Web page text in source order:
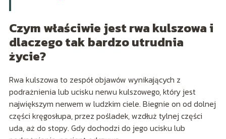
Czym właściwie jest rwa kulszowa i
dlaczego tak bardzo utrudnia
życie?
Rwa kulszowa to zespół objawów wynikających z
podrażnienia lub ucisku nerwu kulszowego, który jest
największym nerwem w ludzkim ciele. Biegnie on od dolnej
części kręgosłupa, przez pośladek, wzdłuż tylnej części
uda, aż do stopy. Gdy dochodzi do jego ucisku lub